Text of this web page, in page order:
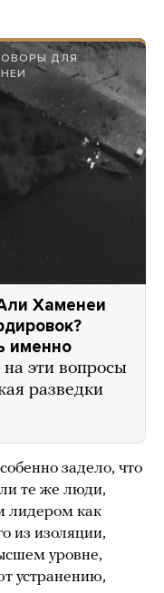
ДЛЯ
Хаменеи
именно
эти вопросы
разведки
задело, что
те же люди,
лидером как
из изоляции,
уровне,
устранению,